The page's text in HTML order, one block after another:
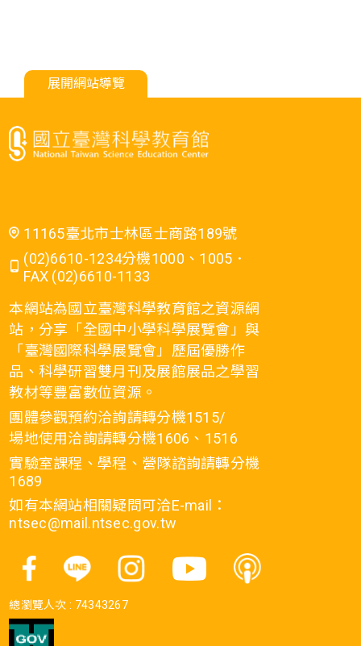
展開網站導覽
11165臺北市士林區士商路189號
(02)6610-1234分機1000、1005．
FAX (02)6610-1133
本網站為國立臺灣科學教育館之資源網
站，分享「全國中小學科學展覽會」與
「臺灣國際科學展覽會」歷屆優勝作
品、科學研習雙月刊及展館展品之學習
教材等豐富數位資源。
團體參觀預約洽詢請轉分機1515/
場地使用洽詢請轉分機1606、1516
實驗室課程、學程、營隊諮詢請轉分機
1689
如有本網站相關疑問可洽E-mail：
ntsec@mail.ntsec.gov.tw
總瀏覽人次 : 74343267